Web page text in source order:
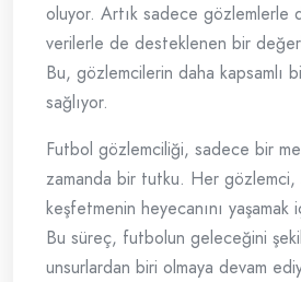
oluyor. Artık sadece gözlemlerle
verilerle de desteklenen bir
Bu, gözlemcilerin daha kapsamlı
sağlıyor.
Futbol gözlemciliği, sadece bir
zamanda bir tutku. Her gözlemci,
keşfetmenin heyecanını yaşamak
Bu süreç, futbolun geleceğini
unsurlardan biri olmaya devam